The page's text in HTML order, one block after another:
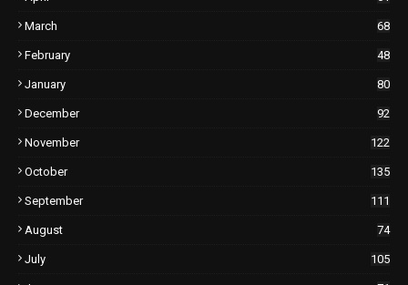
March 68
February 48
January 80
December 92
November 122
October 135
September 111
August 74
July 105